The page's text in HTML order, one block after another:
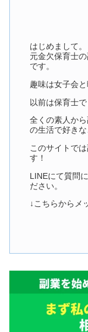
はじめまして。
元金欠保育士
です。
趣味は女子会と
以前は保育士で
全くの素人か
の生活で好き
このサイトで
す！
LINEにて質問
ださい。
↓こちらからメ